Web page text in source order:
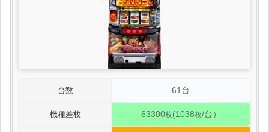
台数 61台
機種差枚 63300枚(1038枚/台）